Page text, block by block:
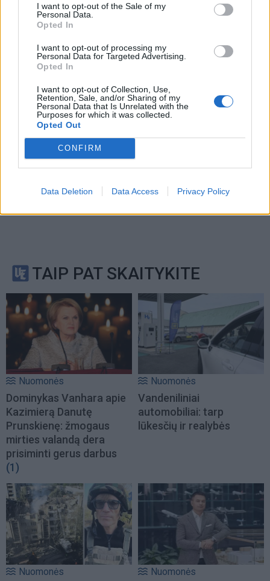
I want to opt-out of the Sale of my
Personal Data.
Opted In
I want to opt-out of processing my
Personal Data for Targeted Advertising.
Opted In
I want to opt-out of Collection, Use,
Retention, Sale, and/or Sharing of my
Personal Data that Is Unrelated with the
Purposes for which it was collected.
Opted Out
CONFIRM
Data Deletion Data Access Privacy Policy
Sutinku sutaisyklėmis
This site is protected by
Serviceapply.
TAIP PAT SKAITYKITE
Nuomonės
Dominykas Vanhara apie
Kazimierą Danutę
Prunskienę: žmogaus
mirties valandą dera
prisiminti gerus darbus
(1)
Nuomonės
Vandeniliniai
automobiliai: tarp
lūkesčių ir realybės
Nuomonės Nuomonės